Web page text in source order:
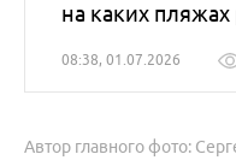
на каких
08:38, 01.07.2026
Автор главного фото: